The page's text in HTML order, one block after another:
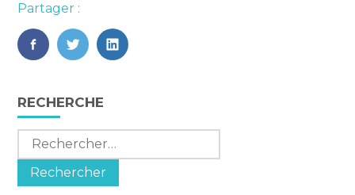
Partager :
FaceBook
TwitterLinkedIn
Blog
sidebar
RECHERCHE
Rechercher :